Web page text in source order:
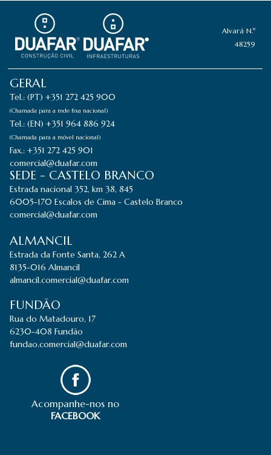
Alvará N.º
48259
GERAL
Tel.: (PT) +351 272 425 900
(Chamada para a rede fixa nacional)
Tel.: (EN) +351 964 886 924
(Chamada para a móvel nacional)
Fax.: +351 272 425 901
comercial@duafar.com
SEDE - CASTELO BRANCO
Estrada nacional 352, km 38, 845
6005-170 Escalos de Cima - Castelo Branco
comercial@duafar.com
ALMANCIL
Estrada da Fonte Santa, 262 A
8135-016 Almancil
almancil.comercial@duafar.com
FUNDÃO
Rua do Matadouro, 17
6230-408 Fundão
fundao.comercial@duafar.com
Acompanhe-nos no
FACEBOOK